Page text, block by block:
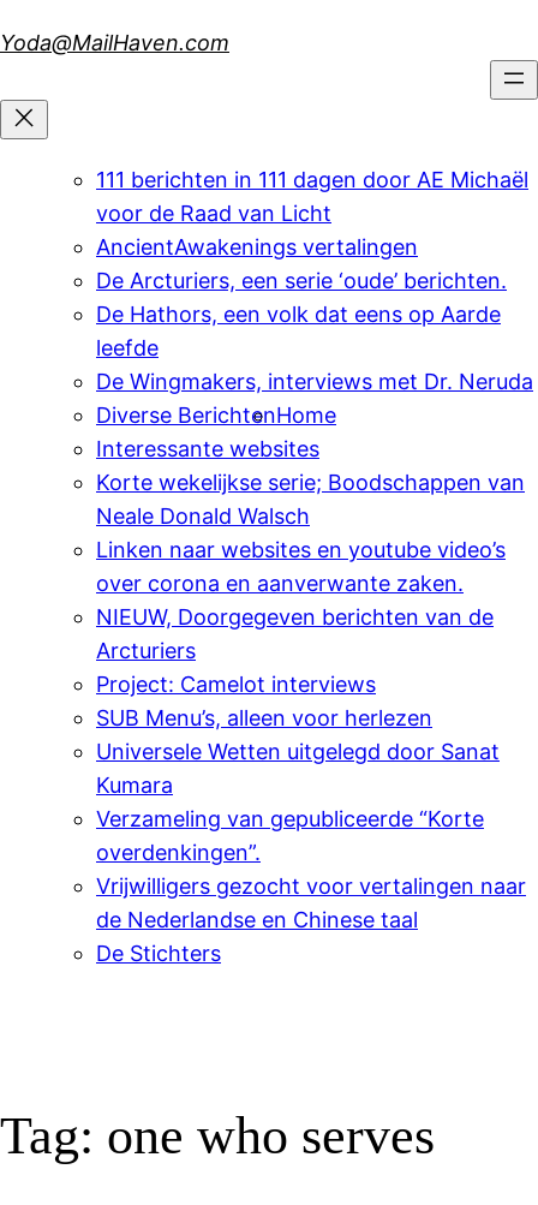
to
Yoda@MailHaven.com
111 berichten in 111 dagen door AE Michaël
voor de Raad van Licht
AncientAwakenings vertalingen
De Arcturiers, een serie ‘oude’ berichten.
De Hathors, een volk dat eens op Aarde
leefde
De Wingmakers, interviews met Dr. Neruda
Diverse BerichtenHome
Interessante websites
Korte wekelijkse serie; Boodschappen van
Neale Donald Walsch
Linken naar websites en youtube video’s
over corona en aanverwante zaken.
NIEUW, Doorgegeven berichten van de
Arcturiers
Project: Camelot interviews
SUB Menu’s, alleen voor herlezen
Universele Wetten uitgelegd door Sanat
Kumara
Verzameling van gepubliceerde “Korte
overdenkingen”.
Vrijwilligers gezocht voor vertalingen naar
de Nederlandse en Chinese taal
De Stichters
Tag: one who serves